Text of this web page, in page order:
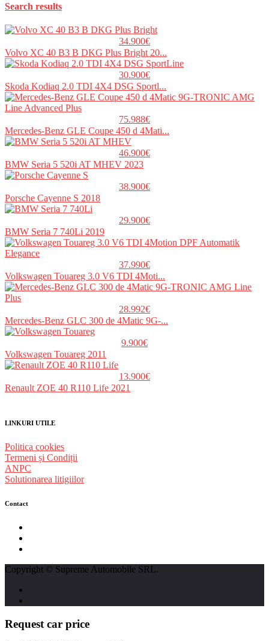
Search results
34.900€
Volvo XC 40 B3 B DKG Plus Bright 20...
30.900€
Skoda Kodiaq 2.0 TDI 4X4 DSG Sportl...
75.988€
Mercedes-Benz GLE Coupe 450 d 4Mati...
46.900€
BMW Seria 5 520i AT MHEV 2023
38.900€
Porsche Cayenne S 2018
29.900€
BMW Seria 7 740Li 2019
37.990€
Volkswagen Touareg 3.0 V6 TDI 4Moti...
28.992€
Mercedes-Benz GLC 300 de 4Matic 9G-...
9.900€
Volkswagen Touareg 2011
13.900€
Renault ZOE 40 R110 Life 2021
LINKURI UTILE
Politica cookies
Termeni și Condiții
ANPC
Solutionarea litigiilor
Contact
Copyright © Supreme Automobile SRL.
Request car price